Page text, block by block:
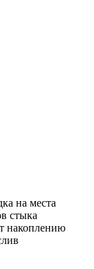
на места
стыка
накоплению